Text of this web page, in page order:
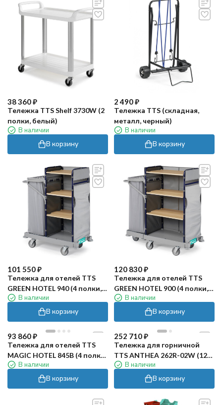
38 360₽
Тележка TTS Shelf 3730W (2
полки, белый)
В наличии
В корзину
2 490₽
Тележка TTS (складная,
металл, черный)
В наличии
В корзину
101 550₽
Тележка для отелей TTS
GREEN HOTEL 940 (4 полки,
серый)
В наличии
В корзину
120 830₽
Тележка для отелей TTS
GREEN HOTEL 900 (4 полки,
серый)
В наличии
В корзину
93 860₽
Тележка для отелей TTS
MAGIC HOTEL 845B (4 полки,
серый)
В наличии
В корзину
252 710₽
Тележка для горничной
TTS ANTHEA 262R-02W (120
л, бордо)
В наличии
В корзину